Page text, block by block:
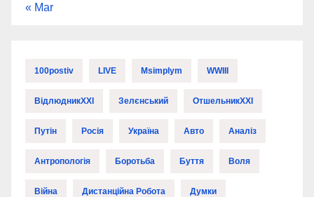
« Mar
100postiv LIVE Msimplym WWIII
ВідлюдникXXI Зелєнський ОтшельникXXI
Путін Росія Україна Авто Аналіз
Антропологія Боротьба Буття Воля
Війна Дистанційна Робота Думки